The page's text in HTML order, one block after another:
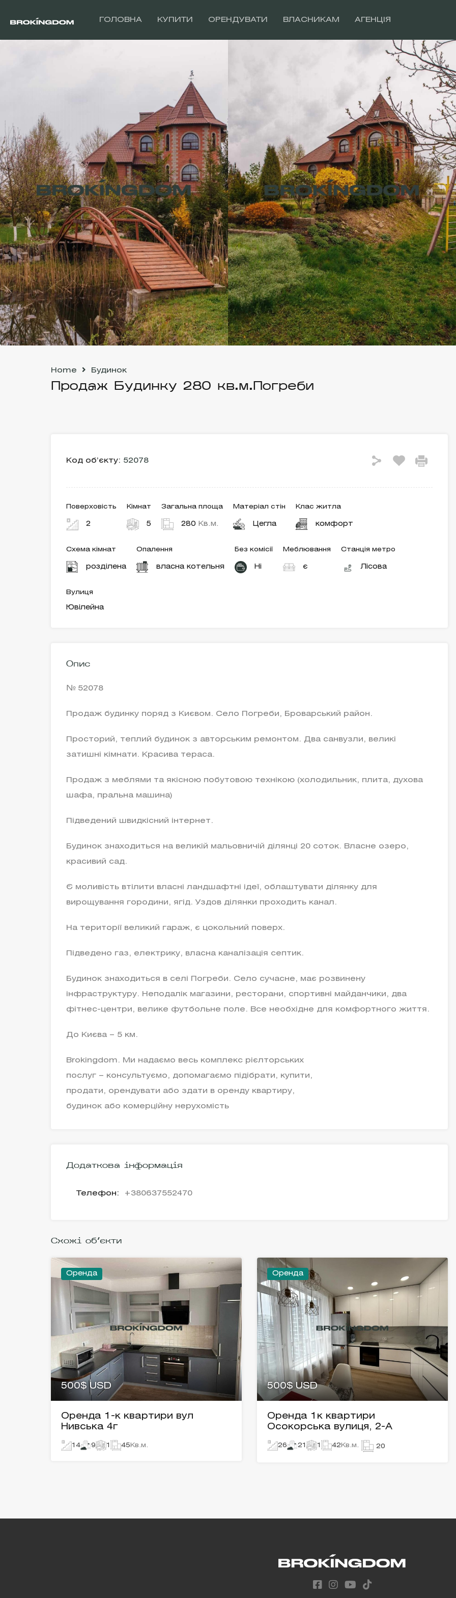
ГОЛОВНА КУПИТИ ОРЕНДУВАТИ ВЛАСНИКАМ АГЕНЦІЯ
Home Будинок
Продаж Будинку 280 кв.м.Погреби
Код об’єкту: 52078
Поверховість
2
Кімнат
5
Загальна площа
280 Кв.м.
Матеріал стін
Цегла
Клас житла
комфорт
Схема кімнат
розділена
Опалення
власна котельня
Без комісії
Ні
Меблювання
є
Станція метро
Лісова
Вулиця
Ювілейна
Опис
№ 52078
Продаж будинку поряд з Києвом. Село Погреби, Броварський район.
Просторий, теплий будинок з авторським ремонтом. Два санвузли, великі
затишні кімнати. Красива тераса.
Продаж з меблями та якісною побутовою технікою (холодильник, плита, духова
шафа, пральна машина)
Підведений швидкісний інтернет.
Будинок знаходиться на великій мальовничій ділянці 20 соток. Власне озеро,
красивий сад.
Є моливість втілити власні ландшафтні ідеї, облаштувати ділянку для
вирощування городини, ягід. Уздов ділянки проходить канал.
На території великий гараж, є цокольний поверх.
Підведено газ, електрику, власна каналізація септик.
Будинок знаходиться в селі Погреби. Село сучасне, має розвинену
інфраструктуру. Неподалік магазини, ресторани, спортивні майданчики, два
фітнес-центри, велике футбольне поле. Все необхідне для комфортного життя.
До Києва – 5 км.
Brokingdom. Ми надаємо весь комплекс рієлторських
послуг – консультуємо, допомагаємо підібрати, купити,
продати, орендувати або здати в оренду квартиру,
будинок або комерційну нерухомість
Додаткова інформація
Телефон: +380637552470
Схожі об'єкти
Оренда
500$ USD
Оренда 1-к квартири вул
Нивська 4г
14 9 1 45 Кв.м.
Оренда
500$ USD
Оренда 1к квартири
Осокорська вулиця, 2-А
26 21 1 42 Кв.м. 20